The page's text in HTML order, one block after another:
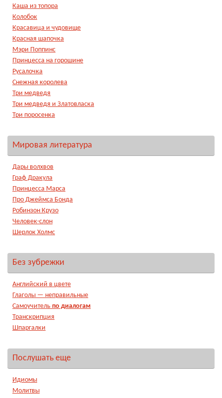
Каша из топора
Колобок
Красавица и чудовище
Красная шапочка
Мэри Поппинс
Принцесса на горошине
Русалочка
Снежная королева
Три медведя
Три медведя и Златовласка
Три поросенка
Мировая литература
Дары волхвов
Граф Дракула
Принцесса Марса
Про Джеймса Бонда
Робинзон Крузо
Человек-слон
Шерлок Холмс
Без зубрежки
Английский в цвете
Глаголы — неправильные
Самоучитель по диалогам
Транскрипция
Шпаргалки
Послушать еще
Идиомы
Молитвы